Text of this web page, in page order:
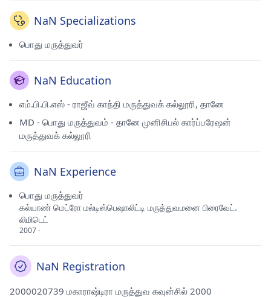
கல்யாண் மெட்ரோ மல்டி ஸ்பெஷாலிட்டி மருத்துவமனையில்
ஆலோசனைப் பெற்று வருகிறார்.
NaN Specializations
பொது மருத்துவர்
NaN Education
எம்.பி.பி.எஸ் - ராஜீவ் காந்தி மருத்துவக் கல்லூரி, தானே
MD - பொது மருத்துவம் - தானே முனிசிபல் கார்ப்பரேஷன்
மருத்துவக் கல்லூரி
NaN Experience
பொது மருத்துவர்
கல்யாண் மெட்ரோ மல்டிஸ்பெஷாலிட்டி மருத்துவமனை பிரைவேட்.
லிமிடெட்
2007 -
NaN Registration
2000020739 மகாராஷ்டிரா மருத்துவ கவுன்சில் 2000